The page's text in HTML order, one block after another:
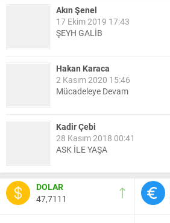
Akın Şenel
17 Ekim 2019 17:43
ŞEYH GALİB
Hakan Karaca
2 Kasım 2020 15:46
Mücadeleye Devam
Kadir Çebi
28 Kasım 2018 00:41
ASK İLE YAŞA
Nail Kazanç
10 Mart 2023 21:36
HAYDİ TEKİRDAĞ MAÇA !!!!
DOLAR
47,7111